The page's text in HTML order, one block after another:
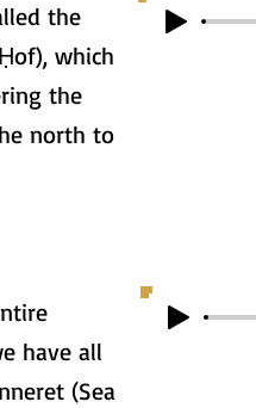
the
which
the
north to
have all
(Sea